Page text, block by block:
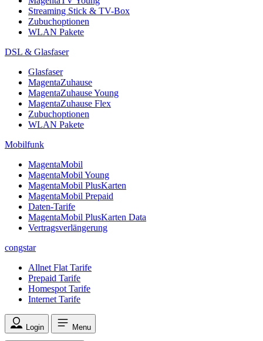
Streaming Stick & TV-Box
Zubuchoptionen
WLAN Pakete
DSL & Glasfaser
Glasfaser
MagentaZuhause
MagentaZuhause Young
MagentaZuhause Flex
Zubuchoptionen
WLAN Pakete
Mobilfunk
MagentaMobil
MagentaMobil Young
MagentaMobil PlusKarten
MagentaMobil Prepaid
Daten-Tarife
MagentaMobil PlusKarten Data
Vertragsverlängerung
congstar
Allnet Flat Tarife
Prepaid Tarife
Homespot Tarife
Internet Tarife
Login Menu